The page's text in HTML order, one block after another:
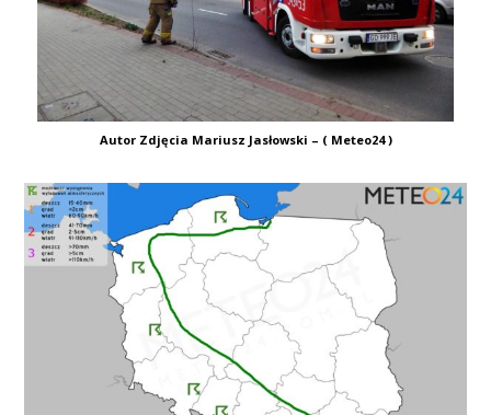
Autor Zdjęcia Mariusz Jasłowski – ( Meteo24 )